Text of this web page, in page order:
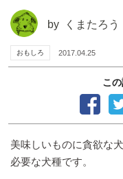
by くまたろう
おもしろ 2017.04.25
こ
美味しいものに貪欲な
必要な犬種です。